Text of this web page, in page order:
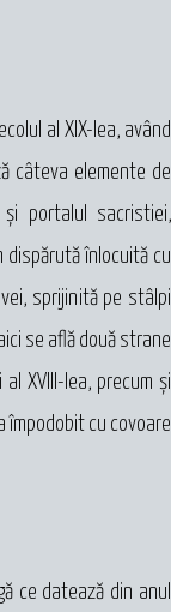
al XIX-lea, având
câteva elemente de
portalul sacristiei,
dispărută înlocuită cu
sprijinită pe stâlpi
se află două strane
XVIII-lea, precum şi
împodobit cu covoare
ce datează din anul